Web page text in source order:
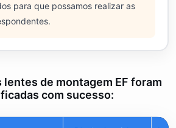
para que possamos realizar as
de montagem EF foram
com sucesso: